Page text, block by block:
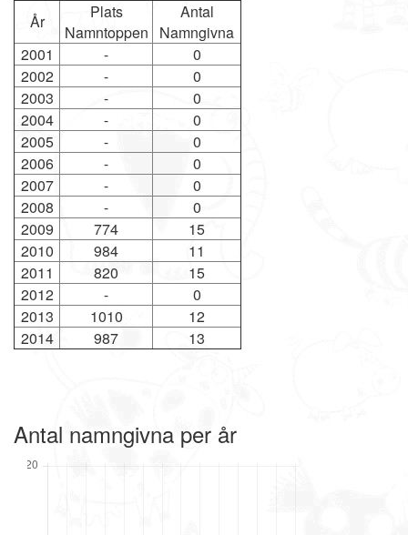
År
Plats
Namntoppen
Antal
Namngivna
2001
-
0
2002
-
0
2003
-
0
2004
-
0
2005
-
0
2006
-
0
2007
-
0
2008
-
0
2009
774
15
2010
984
11
2011
820
15
2012
-
0
2013
1010
12
2014
987 13
Antal namngivna per år